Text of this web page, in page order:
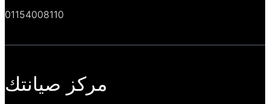
01154008110
مركز صيانتك